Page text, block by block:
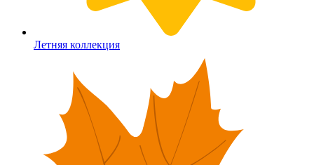
Летняя коллекция